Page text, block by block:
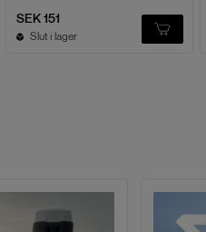
SEK 151
Slut i lager